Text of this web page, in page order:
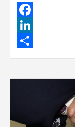
Facebook
LinkedIn
Share